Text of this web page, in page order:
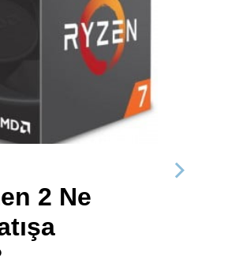
2 Ne
Sonraki